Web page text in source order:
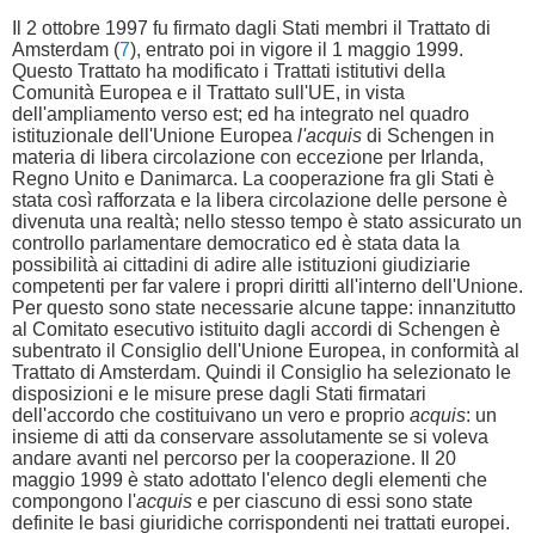
Il 2 ottobre 1997 fu firmato dagli Stati membri il Trattato di
Amsterdam (7), entrato poi in vigore il 1 maggio 1999.
Questo Trattato ha modificato i Trattati istitutivi della
Comunità Europea e il Trattato sull'UE, in vista
dell'ampliamento verso est; ed ha integrato nel quadro
istituzionale dell'Unione Europea l'acquis di Schengen in
materia di libera circolazione con eccezione per Irlanda,
Regno Unito e Danimarca. La cooperazione fra gli Stati è
stata così rafforzata e la libera circolazione delle persone è
divenuta una realtà; nello stesso tempo è stato assicurato un
controllo parlamentare democratico ed è stata data la
possibilità ai cittadini di adire alle istituzioni giudiziarie
competenti per far valere i propri diritti all'interno dell'Unione.
Per questo sono state necessarie alcune tappe: innanzitutto
al Comitato esecutivo istituito dagli accordi di Schengen è
subentrato il Consiglio dell'Unione Europea, in conformità al
Trattato di Amsterdam. Quindi il Consiglio ha selezionato le
disposizioni e le misure prese dagli Stati firmatari
dell'accordo che costituivano un vero e proprio acquis: un
insieme di atti da conservare assolutamente se si voleva
andare avanti nel percorso per la cooperazione. Il 20
maggio 1999 è stato adottato l'elenco degli elementi che
compongono l'acquis e per ciascuno di essi sono state
definite le basi giuridiche corrispondenti nei trattati europei.